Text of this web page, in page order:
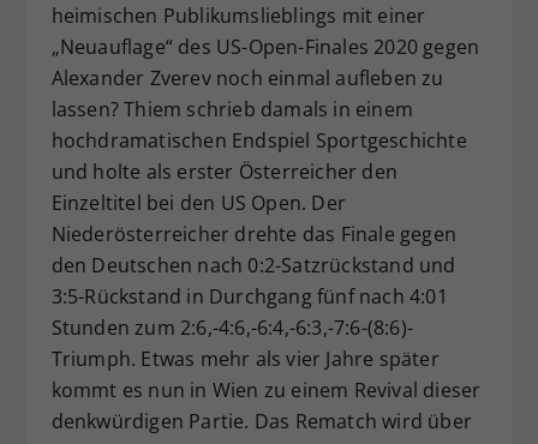
heimischen Publikumslieblings mit einer
„Neuauflage“ des US-Open-Finales 2020 gegen
Alexander Zverev noch einmal aufleben zu
lassen? Thiem schrieb damals in einem
hochdramatischen Endspiel Sportgeschichte
und holte als erster Österreicher den
Einzeltitel bei den US Open. Der
Niederösterreicher drehte das Finale gegen
den Deutschen nach 0:2-Satzrückstand und
3:5-Rückstand in Durchgang fünf nach 4:01
Stunden zum 2:6,-4:6,-6:4,-6:3,-7:6-(8:6)-
Triumph. Etwas mehr als vier Jahre später
kommt es nun in Wien zu einem Revival dieser
denkwürdigen Partie. Das Rematch wird über